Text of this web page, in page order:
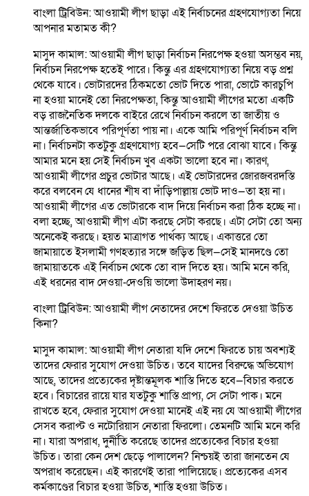
বাংলা ট্রিবিউন: আওয়ামী লীগ ছাড়া এই নির্বাচনের গ্রহণযোগ্যতা নিয়ে
আপনার মতামত কী?
মাসুদ কামাল: আওয়ামী লীগ ছাড়া নির্বাচন নিরপেক্ষ হওয়া অসম্ভব নয়,
নির্বাচন নিরপেক্ষ হতেই পারে। কিন্তু এর গ্রহণযোগ্যতা নিয়ে বড় প্রশ্ন
থেকে যাবে। ভোটারদের ঠিকমতো ভোট দিতে পারা, ভোটে কারচুপি
না হওয়া মানেই তো নিরপেক্ষতা, কিন্তু আওয়ামী লীগের মতো একটি
বড় রাজনৈতিক দলকে বাইরে রেখে নির্বাচন করলে তা জাতীয় ও
আন্তর্জাতিকভাবে পরিপূর্ণতা পায় না। একে আমি পরিপূর্ণ নির্বাচন বলি
না। নির্বাচনটা কতটুকু গ্রহণযোগ্য হবে—সেটি পরে বোঝা যাবে। কিন্তু
আমার মনে হয় সেই নির্বাচন খুব একটা ভালো হবে না। কারণ,
আওয়ামী লীগের প্রচুর ভোটার আছে। এই ভোটারদের জোরজবরদস্তি
করে বলবেন যে ধানের শীষ বা দাঁড়িপাল্লায় ভোট দাও—তা হয় না।
আওয়ামী লীগের এত ভোটারকে বাদ দিয়ে নির্বাচন করা ঠিক হচ্ছে না।
বলা হচ্ছে, আওয়ামী লীগ এটা করছে সেটা করছে। এটা সেটা তো অন্য
অনেকেই করছে। হয়ত মাত্রাগত পার্থক্য আছে। একাত্তরে তো
জামায়াতে ইসলামী গণহত্যার সঙ্গে জড়িত ছিল—সেই মানদণ্ডে তো
জামায়াতকে এই নির্বাচন থেকে তো বাদ দিতে হয়। আমি মনে করি,
এই ধরনের বাদ দেওয়া-দেওয়ি ভালো উদাহরণ নয়।
বাংলা ট্রিবিউন: আওয়ামী লীগ নেতাদের দেশে ফিরতে দেওয়া উচিত
কিনা?
মাসুদ কামাল: আওয়ামী লীগ নেতারা যদি দেশে ফিরতে চায় অবশ্যই
তাদের ফেরার সুযোগ দেওয়া উচিত। তবে যাদের বিরুদ্ধে অভিযোগ
আছে, তাদের প্রত্যেকের দৃষ্টান্তমূলক শাস্তি দিতে হবে—বিচার করতে
হবে। বিচারের রায়ে যার যতটুকু শাস্তি প্রাপ্য, সে সেটা পাক। মনে
রাখতে হবে, ফেরার সুযোগ দেওয়া মানেই এই নয় যে আওয়ামী লীগের
সেসব করাপ্ট ও নটোরিয়াস নেতারা ফিরলো। তেমনটি আমি মনে করি
না। যারা অপরাধ, দুর্নীতি করেছে তাদের প্রত্যেকের বিচার হওয়া
উচিত। তারা কেন দেশ ছেড়ে পালালেন? নিশ্চয়ই তারা জানতেন যে
অপরাধ করেছেন। এই কারণেই তারা পালিয়েছে। প্রত্যেকের এসব
কর্মকাণ্ডের বিচার হওয়া উচিত, শাস্তি হওয়া উচিত।